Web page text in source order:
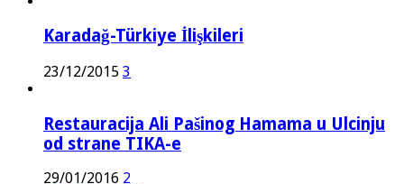
Karadağ-Türkiye İlişkileri
23/12/2015 3
Restauracija Ali Pašinog Hamama u Ulcinju
od strane TIKA-e
29/01/2016 2